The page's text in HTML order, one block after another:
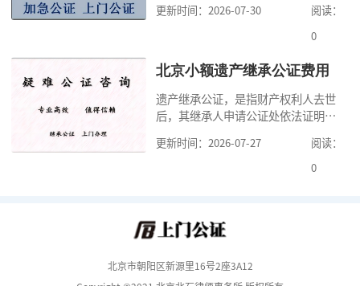
式，可以避免个人财产引发的纠纷，
但是，在北京办理婚前财产公证，除
料外，公证咨询告诉大家，我们有必
京婚前财产公证机构？了解这些不仅
有利于我们根
更新时间：2026-07-30
阅读：
0
北京小额遗产继承公证费用
遗产继承公证，是指财产权利人去世
后，其继承人申请公证处依法证明继
的证明活动。通过公证，继承人可以
拿着享有继承权的公证书办理遗产过
费。我们在办理继承公证的时候，需
更新时间：2026-07-27
阅读：
0
北京市朝阳区新源里16号2座3A12